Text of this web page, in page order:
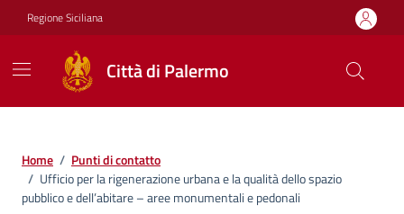
Vai ai contenuti
Vai al footer
Regione Siciliana
Città di Palermo
Home / Punti di contatto
/ Ufficio per la rigenerazione urbana e la qualità dello spazio
pubblico e dell’abitare – aree monumentali e pedonali